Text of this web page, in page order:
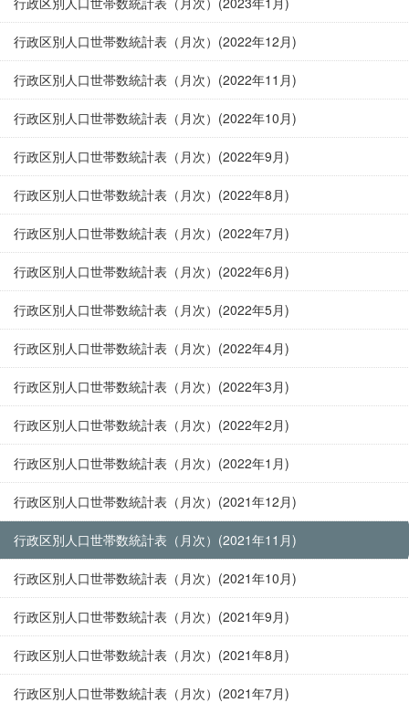
行政区別人口世帯数統計表（月次）(2022年12月)
行政区別人口世帯数統計表（月次）(2022年11月)
行政区別人口世帯数統計表（月次）(2022年10月)
行政区別人口世帯数統計表（月次）(2022年9月)
行政区別人口世帯数統計表（月次）(2022年8月)
行政区別人口世帯数統計表（月次）(2022年7月)
行政区別人口世帯数統計表（月次）(2022年6月)
行政区別人口世帯数統計表（月次）(2022年5月)
行政区別人口世帯数統計表（月次）(2022年4月)
行政区別人口世帯数統計表（月次）(2022年3月)
行政区別人口世帯数統計表（月次）(2022年2月)
行政区別人口世帯数統計表（月次）(2022年1月)
行政区別人口世帯数統計表（月次）(2021年12月)
行政区別人口世帯数統計表（月次）(2021年11月)
行政区別人口世帯数統計表（月次）(2021年10月)
行政区別人口世帯数統計表（月次）(2021年9月)
行政区別人口世帯数統計表（月次）(2021年8月)
行政区別人口世帯数統計表（月次）(2021年7月)